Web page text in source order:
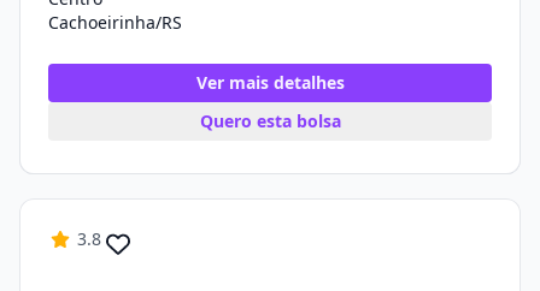
Cachoeirinha/RS
Ver mais detalhes
Quero esta bolsa
3.8